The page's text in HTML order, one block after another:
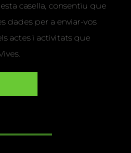
casella, consentiu que
dades per a enviar-vos
actes i activitats que